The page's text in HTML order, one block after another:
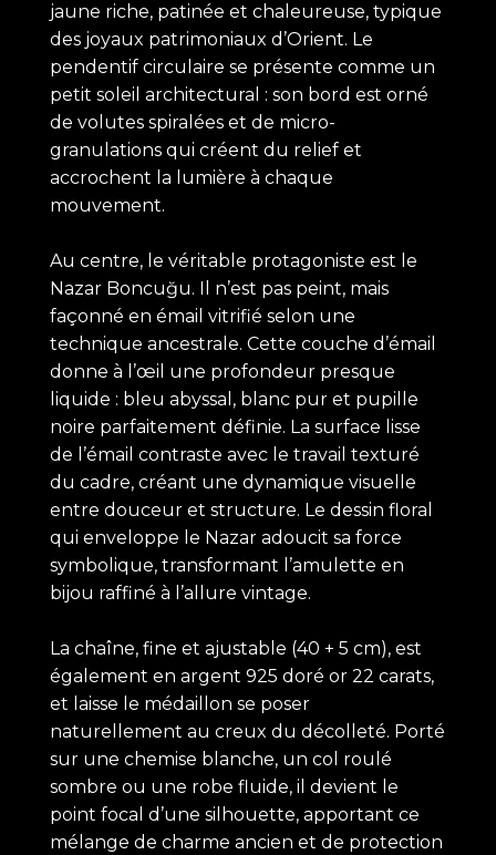
jaune riche, patinée et chaleureuse, typique
des joyaux patrimoniaux d’Orient. Le
pendentif circulaire se présente comme un
petit soleil architectural : son bord est orné
de volutes spiralées et de micro-
granulations qui créent du relief et
accrochent la lumière à chaque
mouvement.
Au centre, le véritable protagoniste est le
Nazar Boncuğu. Il n’est pas peint, mais
façonné en émail vitrifié selon une
technique ancestrale. Cette couche d’émail
donne à l’œil une profondeur presque
liquide : bleu abyssal, blanc pur et pupille
noire parfaitement définie. La surface lisse
de l’émail contraste avec le travail texturé
du cadre, créant une dynamique visuelle
entre douceur et structure. Le dessin floral
qui enveloppe le Nazar adoucit sa force
symbolique, transformant l’amulette en
bijou raffiné à l’allure vintage.
La chaîne, fine et ajustable (40 + 5 cm), est
également en argent 925 doré or 22 carats,
et laisse le médaillon se poser
naturellement au creux du décolleté. Porté
sur une chemise blanche, un col roulé
sombre ou une robe fluide, il devient le
point focal d’une silhouette, apportant ce
mélange de charme ancien et de protection